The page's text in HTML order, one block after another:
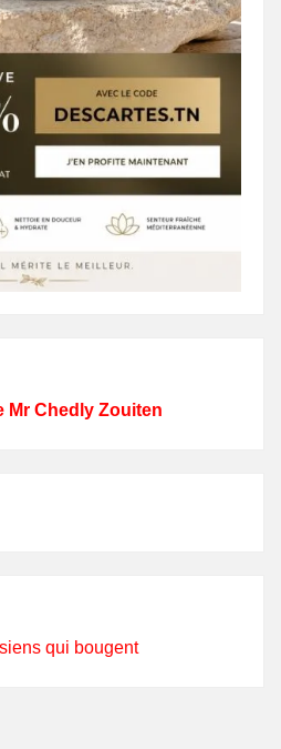
Mr Chedly Zouiten
qui bougent